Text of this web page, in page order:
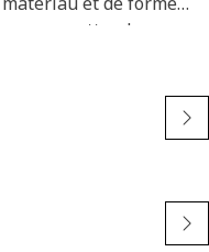
vous attendez pour